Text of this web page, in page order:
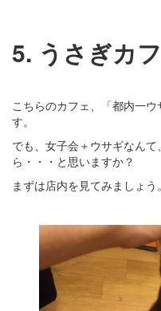
5. うさぎカ
こちらのカフェ、「都内一
す。
でも、女子会＋ウサギなん
ら・・・と思いますか？
まずは店内を見てみましょう。